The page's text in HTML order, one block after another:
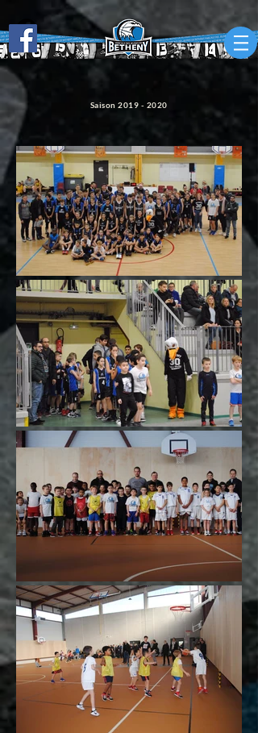
Saison 2019 - 2020